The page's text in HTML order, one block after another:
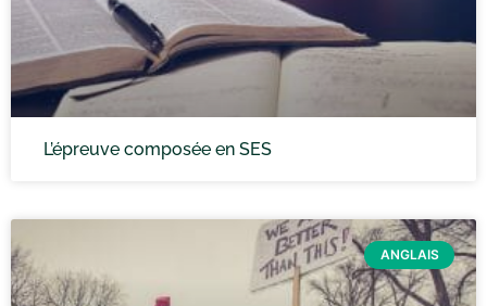
L’épreuve composée en SES
ANGLAIS